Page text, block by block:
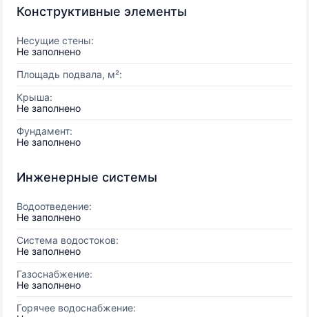
Конструктивные элементы
Несущие стены:
Не заполнено
Площадь подвала, м²:
Крыша:
Не заполнено
Фундамент:
Не заполнено
Инженерные системы
Водоотведение:
Не заполнено
Система водостоков:
Не заполнено
Газоснабжение:
Не заполнено
Горячее водоснабжение: